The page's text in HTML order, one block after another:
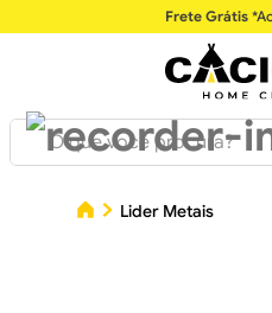
Frete Grátis
O que você procura?
Lider Metais